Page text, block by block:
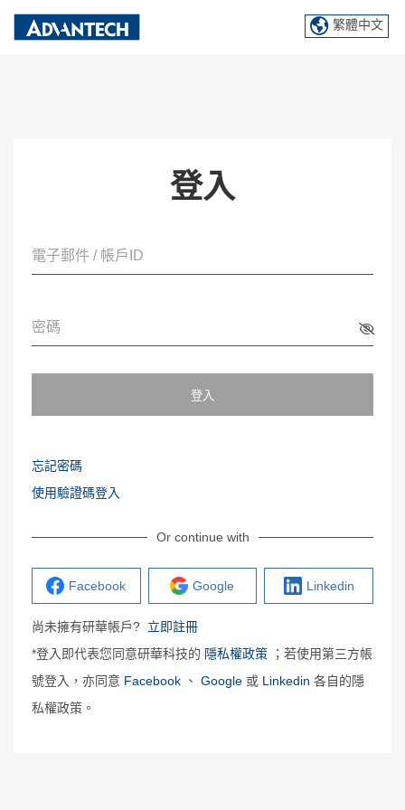
繁體中文
登入
電子郵件 / 帳戶ID
密碼
登入
忘記密碼
使用驗證碼登入
Or continue with
Facebook Google Linkedin
尚未擁有研華帳戶? 立即註冊
*登入即代表您同意研華科技的 隱私權政策 ；若使用第三方帳
號登入，亦同意 Facebook 、 Google 或 Linkedin 各自的隱
私權政策。